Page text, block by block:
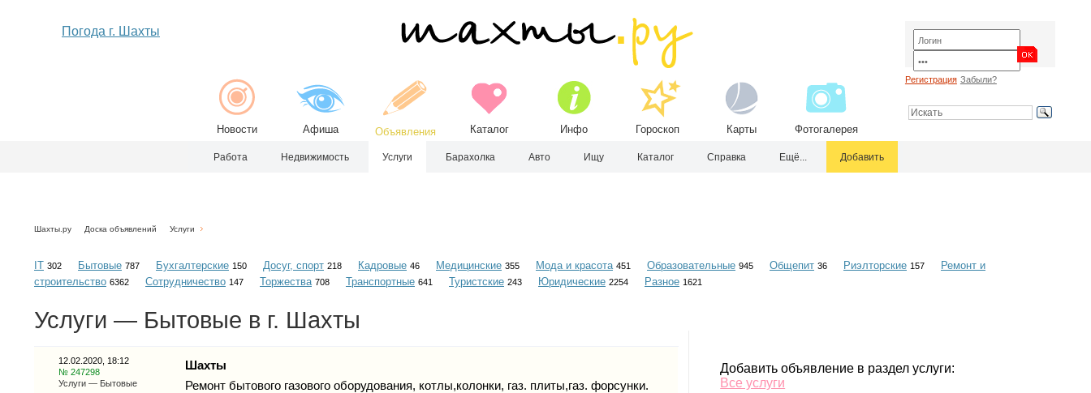
Погода г. Шахты
Новости Афиша Объявления Каталог Инфо Гороскоп Карты Фотогалерея
Регистрация Забыли?
Работа Недвижимость Услуги Барахолка Авто Ищу Каталог Справка Ещё... Добавить
Шахты.ру Доска объявлений Услуги
IT 302 Бытовые 787 Бухгалтерские 150 Досуг, спорт 218 Кадровые 46 Медицинские 355 Мода и красота 451 Образовательные 945 Общепит 36 Риэлторские 157
Ремонт и
строительство 6362 Сотрудничество 147 Торжества 708 Транспортные 641 Туристские 243 Юридические 2254 Разное 1621
Услуги — Бытовые в г. Шахты
12.02.2020, 18:12
№ 247298
Услуги — Бытовые
Шахты
Ремонт бытового газового оборудования, котлы,колонки, газ. плиты,газ. форсунки.
Добавить объявление в раздел услуги:
Все услуги